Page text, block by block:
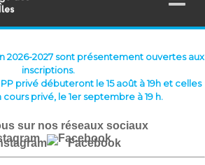
2026-2027 sont présentement ouvertes aux
inscriptions.
privé débuteront le 15 août à 19h et celles
privé, le 1er septembre à 19 h.
sur nos réseaux sociaux
Facebook